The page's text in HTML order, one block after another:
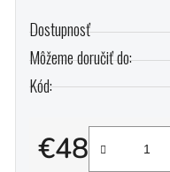
Dostupnosť
Môžeme doručiť do:
Kód:
€48